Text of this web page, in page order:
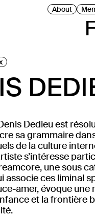
About
Dedieu est
sa grammaire
de la culture
s’intéresse
une sous
associe ces liminal
amer, évoque une
et la frontière